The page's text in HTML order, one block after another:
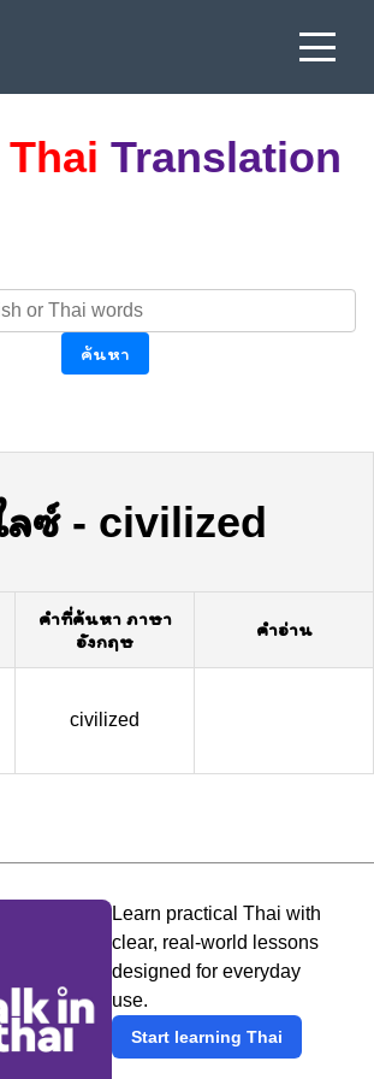
Thai Translation
ค้นหา
ลซ์- civilized
คำที่ค้นหา ภาษา
อังกฤษ
คำอ่าน
civilized
Learn practical Thai with
clear, real-world lessons
designed for everyday
use.
Start learning Thai